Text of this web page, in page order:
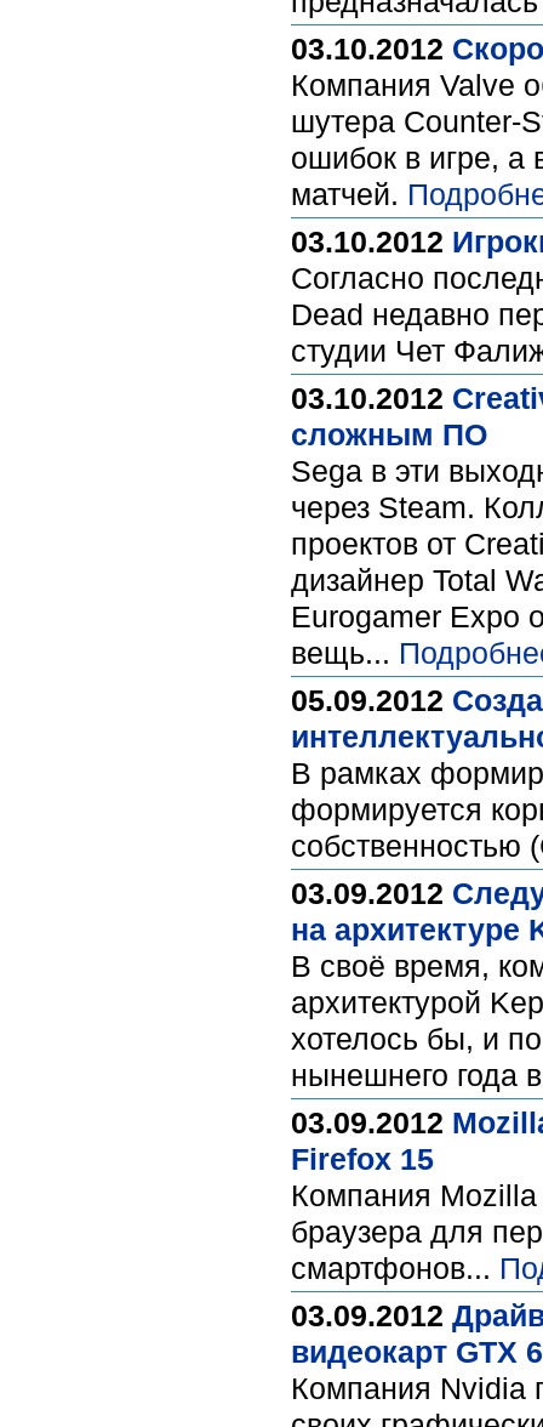
03.10.2012
Компания Valve
шутера Counter-
ошибок в игре, а
матчей.
03.10.2012
Согласно
Dead недавно
студии Чет
03.10.2012
сложным ПО
Sega в эти
через Steam.
проектов от
дизайнер Total
Eurogamer Expo
вещь...
05.09.2012
В рамках
формируется
03.09.2012
на архитектуре
В своё время,
архитектурой
хотелось бы, и
нынешнего года
03.09.2012
Firefox 15
Компания
браузера для
смартфонов...
03.09.2012
видеокарт GTX
Компания Nvidia